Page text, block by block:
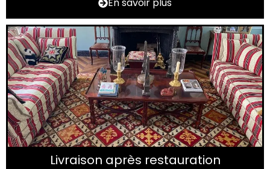
Livraison après restauration